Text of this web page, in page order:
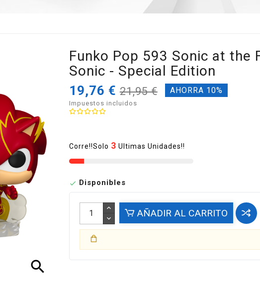
search
Funko Pop 593 Sonic at the
Sonic - Special Edition
19,76 €21,95 € AHORRA 10%
Impuestos incluidos
Corre!!Solo 3 Ultimas Unidades!!
 Disponibles
AÑADIR AL CARRITO